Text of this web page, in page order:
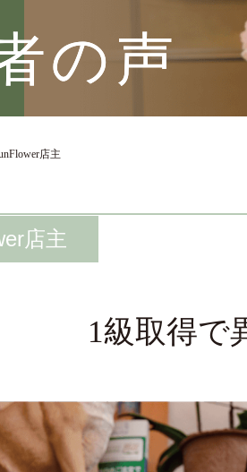
の声
店主
店主
1級取得で